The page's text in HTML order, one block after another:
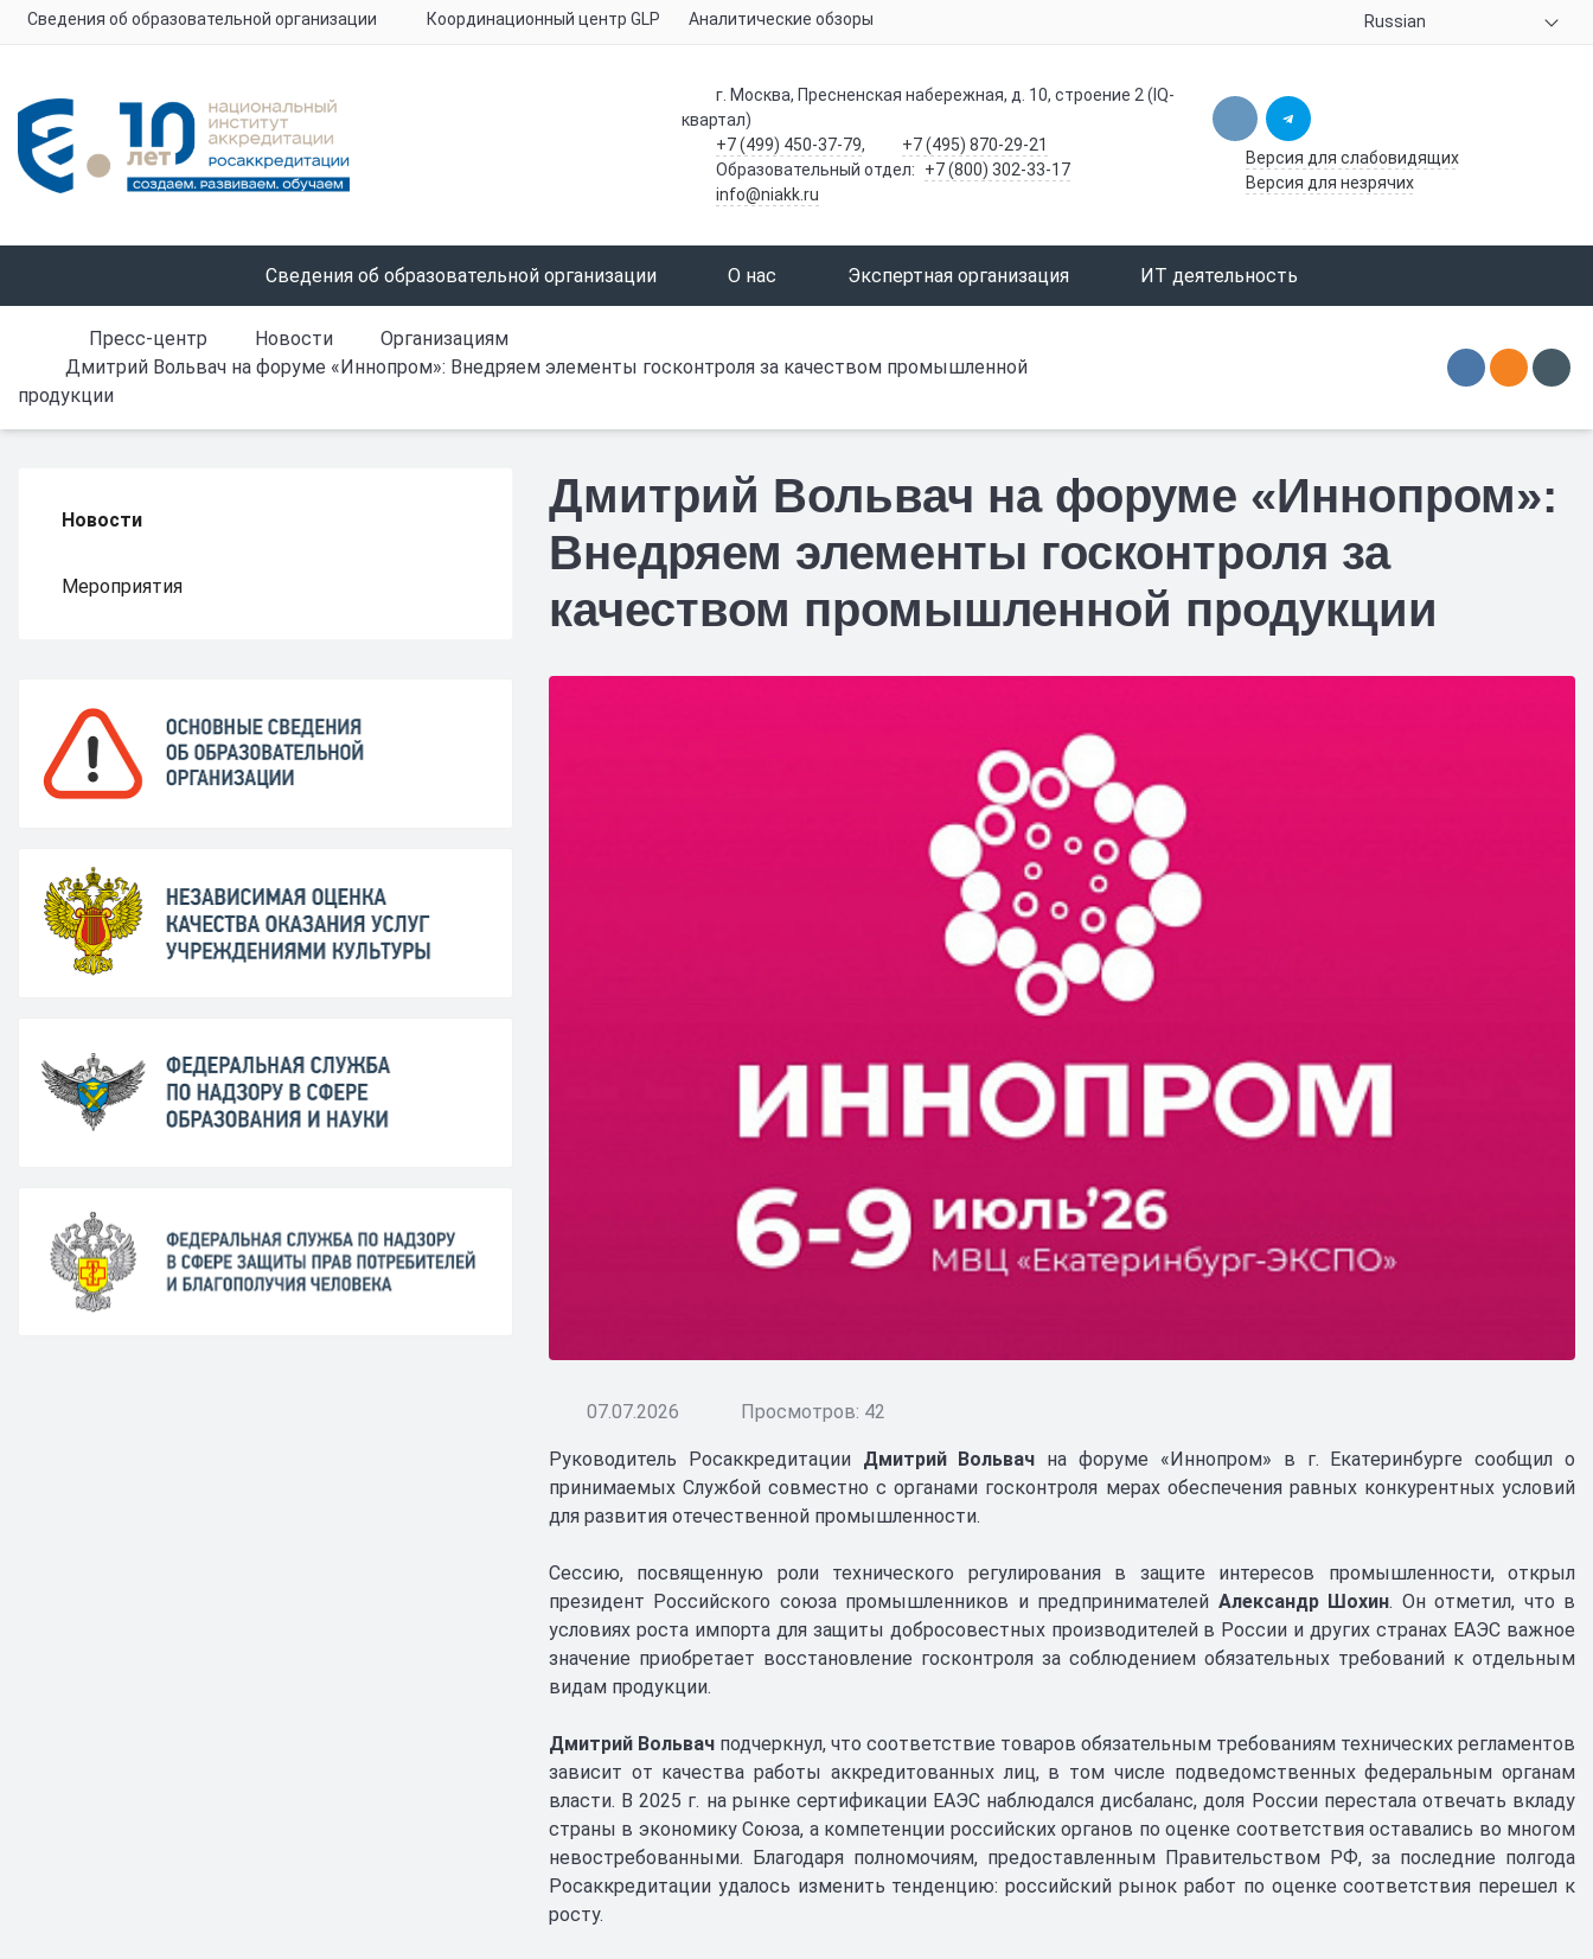
Сведения об образовательной организации Координационный центр GLP Аналитические обзоры Russian
г. Москва, Пресненская набережная, д. 10, строение 2 (IQ-
квартал)
+7 (499) 450-37-79,
+7 (495) 870-29-21
Образовательный отдел:
+7 (800) 302-33-17
info@niakk.ru
Версия для слабовидящих
Версия для незрячих
Сведения об образовательной организации О нас Экспертная организация ИТ деятельность
Пресс-центр Новости
Организациям
Дмитрий Вольвач на форуме «Иннопром»: Внедряем элементы госконтроля за качеством промышленной
продукции
Новости
Мероприятия
Дмитрий Вольвач на форуме «Иннопром»:
Внедряем элементы госконтроля за
качеством промышленной продукции
07.07.2026 Просмотров: 42
Руководитель Росаккредитации Дмитрий Вольвач на форуме «Иннопром» в г. Екатеринбурге сообщил о
принимаемых Службой совместно с органами госконтроля мерах обеспечения равных конкурентных условий
для развития отечественной промышленности.
Сессию, посвященную роли технического регулирования в защите интересов промышленности, открыл
президент Российского союза промышленников и предпринимателей Александр Шохин. Он отметил, что в
условиях роста импорта для защиты добросовестных производителей в России и других странах ЕАЭС важное
значение приобретает восстановление госконтроля за соблюдением обязательных требований к отдельным
видам продукции.
Дмитрий Вольвачподчеркнул, что соответствие товаров обязательным требованиям технических регламентов
зависит от качества работы аккредитованных лиц, в том числе подведомственных федеральным органам
власти. В 2025 г. на рынке сертификации ЕАЭС наблюдался дисбаланс, доля России перестала отвечать вкладу
страны в экономику Союза, а компетенции российских органов по оценке соответствия оставались во многом
невостребованными. Благодаря полномочиям, предоставленным Правительством РФ, за последние полгода
Росаккредитации удалось изменить тенденцию: российский рынок работ по оценке соответствия перешел к
росту.